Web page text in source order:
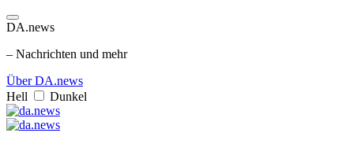
DA.news
– Nachrichten und mehr
Über DA.news
Hell
Dunkel